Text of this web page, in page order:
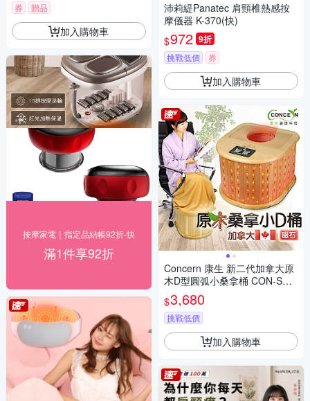
券 贈品
加入購物車
按摩家電｜指定品結帳92折-快
滿1件享92折
沛莉緹Panatec 肩頸椎熱感按
摩儀器 K-370(快)
$972 9折
挑戰低價 券
加入購物車
Concern 康生 新二代加拿大原
木D型圓弧小桑拿桶 CON-SN3
02 保暖推薦
$3,680
挑戰低價
加入購物車